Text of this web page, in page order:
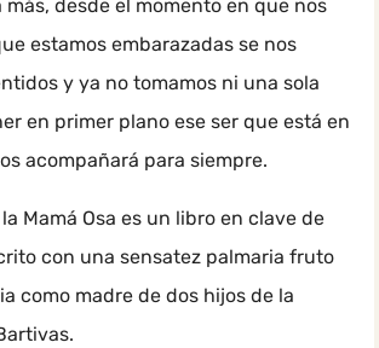
más, desde el momento en que nos
estamos embarazadas se nos
y ya no tomamos ni una sola
en primer plano ese ser que está en
acompañará para siempre.
Mamá Osa es un libro en clave de
con una sensatez palmaria fruto
como madre de dos hijos de la